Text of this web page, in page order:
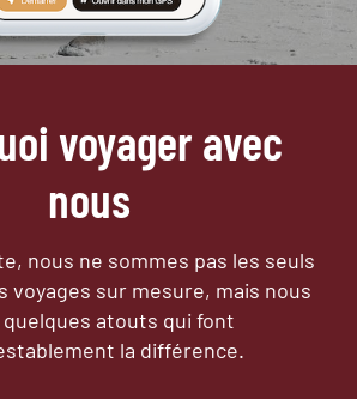
voyager avec
nous
nous ne sommes pas les seuls
voyages sur mesure, mais nous
quelques atouts qui font
la différence.